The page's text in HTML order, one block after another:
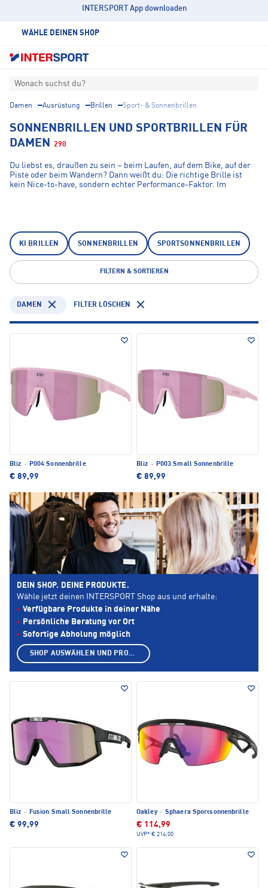
INTERSPORT App downloaden
WÄHLE DEINEN SHOP
Wonach suchst du?
Damen Ausrüstung Brillen Sport- & Sonnenbrillen
SONNENBRILLEN UND SPORTBRILLEN FÜR
DAMEN 290
Du liebst es, draußen zu sein – beim Laufen, auf dem Bike, auf der
Piste oder beim Wandern? Dann weißt du: Die richtige Brille ist
kein Nice-to-have, sondern echter Performance-Faktor. Im
KI BRILLEN SONNENBRILLEN SPORTSONNENBRILLEN
FILTERN & SORTIEREN
DAMEN FILTER LÖSCHEN
Bliz · P004 Sonnenbrille
€ 89,99
Bliz · P003 Small Sonnenbrille
€ 89,99
Bliz · Fusion Small Sonnenbrille
€ 99,99
Oakley · Sphaera Sportsonnenbrille
€ 114,99
UVP* € 214,00
DEIN SHOP. DEINE PRODUKTE.
Wähle jetzt deinen INTERSPORT Shop aus und erhalte:
Verfügbare Produkte in deiner Nähe
Persönliche Beratung vor Ort
Sofortige Abholung möglich
SHOP AUSWÄHLEN UND PRODUKTE ANZEIGEN